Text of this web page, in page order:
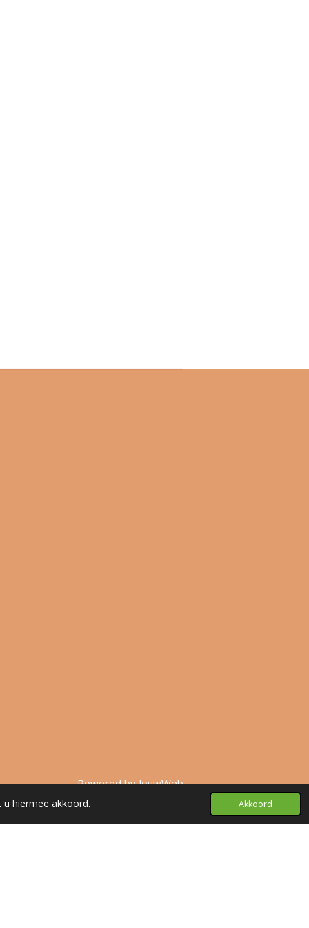
hiermee akkoord. Akkoord
Powered byJouwWeb